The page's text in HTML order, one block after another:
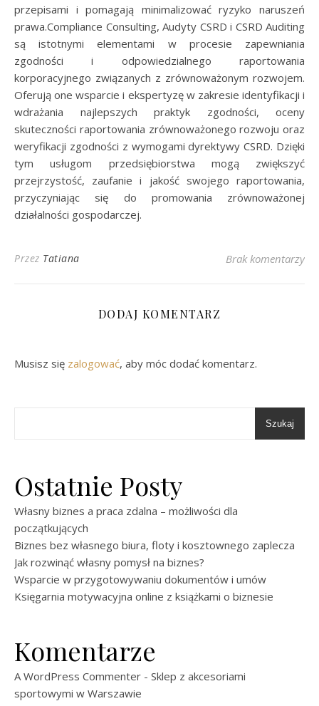
przepisami i pomagają minimalizować ryzyko naruszeń
prawa.Compliance Consulting, Audyty CSRD i CSRD Auditing
są istotnymi elementami w procesie zapewniania
zgodności i odpowiedzialnego raportowania
korporacyjnego związanych z zrównoważonym rozwojem.
Oferują one wsparcie i ekspertyzę w zakresie identyfikacji i
wdrażania najlepszych praktyk zgodności, oceny
skuteczności raportowania zrównoważonego rozwoju oraz
weryfikacji zgodności z wymogami dyrektywy CSRD. Dzięki
tym usługom przedsiębiorstwa mogą zwiększyć
przejrzystość, zaufanie i jakość swojego raportowania,
przyczyniając się do promowania zrównoważonej
działalności gospodarczej.
Przez Tatiana Brak komentarzy
DODAJ KOMENTARZ
Musisz się zalogować, aby móc dodać komentarz.
Szukaj
Ostatnie Posty
Własny biznes a praca zdalna – możliwości dla
początkujących
Biznes bez własnego biura, floty i kosztownego zaplecza
Jak rozwinąć własny pomysł na biznes?
Wsparcie w przygotowywaniu dokumentów i umów
Księgarnia motywacyjna online z książkami o biznesie
Komentarze
A WordPress Commenter - Sklep z akcesoriami
sportowymi w Warszawie